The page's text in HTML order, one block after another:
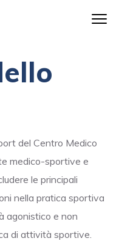
del Centro Medico
medico-sportive e
le principali
nella pratica sportiva
agonistico e non
di attività sportive.